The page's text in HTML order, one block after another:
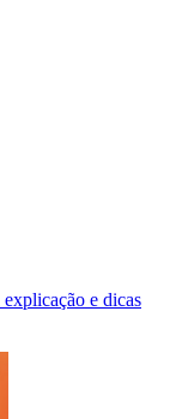
e dicas